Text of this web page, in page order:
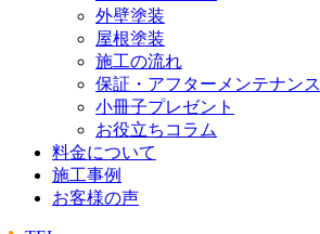
外壁塗装
屋根塗装
施工の流れ
保証・アフターメンテナンス
小冊子プレゼント
お役立ちコラム
料金について
施工事例
お客様の声